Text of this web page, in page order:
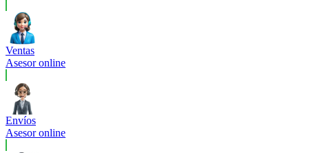
Ventas
Asesor online
Envíos
Asesor online